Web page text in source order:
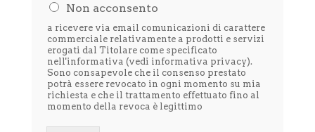
l
e
t
t
o
l
i
n
f
Non acconsento
a ricevere via email comunicazioni di carattere
commerciale relativamente a prodotti e servizi
erogati dal Titolare come specificato
nell'informativa (vedi informativa privacy).
Sono consapevole che il consenso prestato
potrà essere revocato in ogni momento su mia
richiesta e che il trattamento effettuato fino al
momento della revoca è legittimo